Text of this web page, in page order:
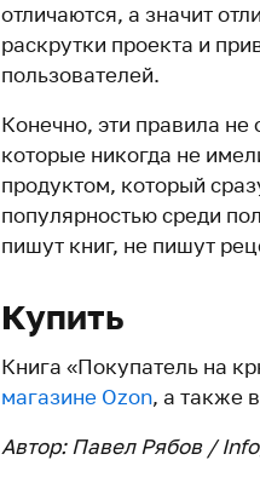
отличаются, а значит
раскрутки проекта и
пользователей.
Конечно, эти правила не
которые никогда не
продуктом, который
популярностью среди
пишут книг, не пишут
Купить
Книга «Покупатель на
магазине Ozon, а также
Автор: Павел Рябов /